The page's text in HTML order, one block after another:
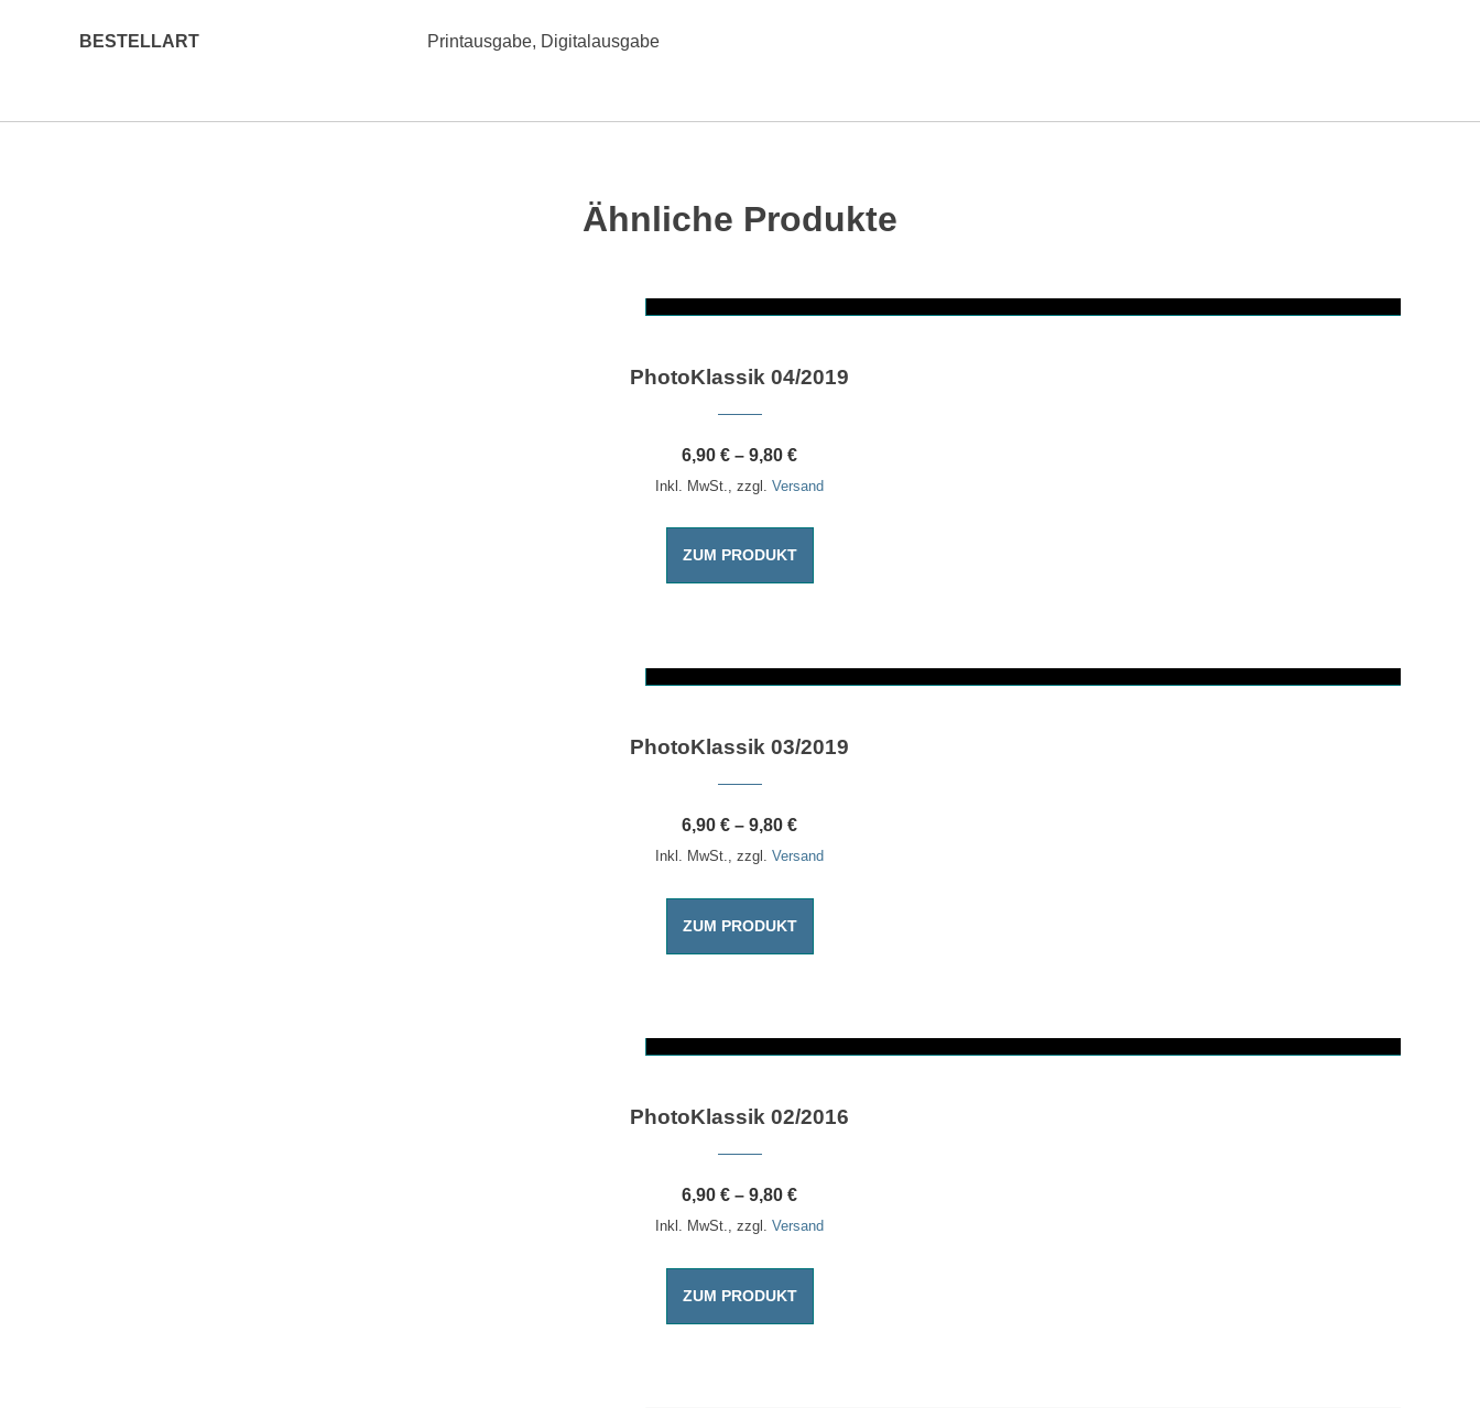
BESTELLART Printausgabe, Digitalausgabe
Ähnliche Produkte
Dieses Produkt weist mehrere Varianten auf. Die Optionen können auf der Produktseite gewählt werden
PhotoKlassik 04/2019
6,90€ –9,80€
Inkl. MwSt., zzgl.Versand
ZUM PRODUKT
Dieses Produkt weist mehrere Varianten auf. Die Optionen können auf der Produktseite gewählt werden
PhotoKlassik 03/2019
6,90€ –9,80€
Inkl. MwSt., zzgl.Versand
ZUM PRODUKT
Dieses Produkt weist mehrere Varianten auf. Die Optionen können auf der Produktseite gewählt werden
PhotoKlassik 02/2016
6,90€ –9,80€
Inkl. MwSt., zzgl.Versand
ZUM PRODUKT